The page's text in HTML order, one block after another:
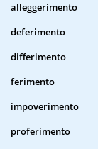
alleggerimento
deferimento
differimento
ferimento
impoverimento
proferimento